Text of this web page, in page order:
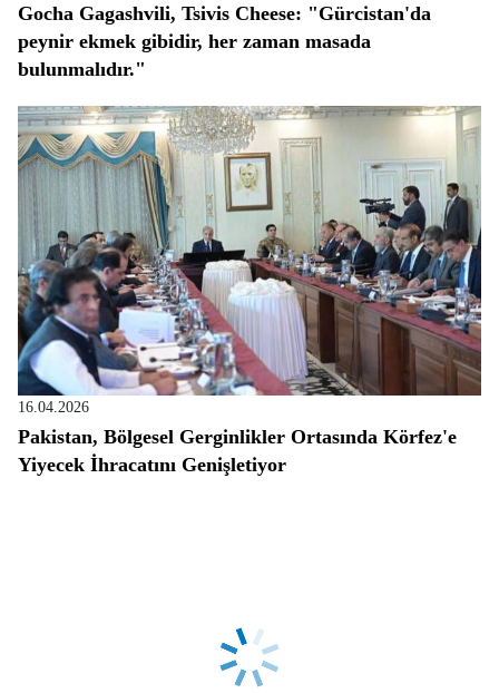
Gocha Gagashvili, Tsivis Cheese: "Gürcistan'da
peynir ekmek gibidir, her zaman masada
bulunmalıdır."
16.04.2026
Pakistan, Bölgesel Gerginlikler Ortasında Körfez'e
Yiyecek İhracatını Genişletiyor